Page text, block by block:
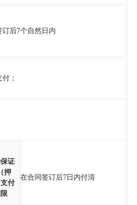
订后7个自然日内
；
证
押
付
在合同签订后7日内付清